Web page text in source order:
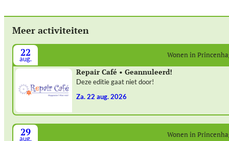
Meer activiteiten
22
aug. Wonen in
Repair Café • Geannuleerd!
Deze editie gaat niet door!
za. 22 aug. 2026
29
aug. Wonen in